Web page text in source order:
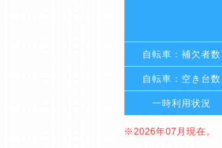
自転車：補欠者数
自転車：空き台数
一時利用状況
※2026年07月現在。